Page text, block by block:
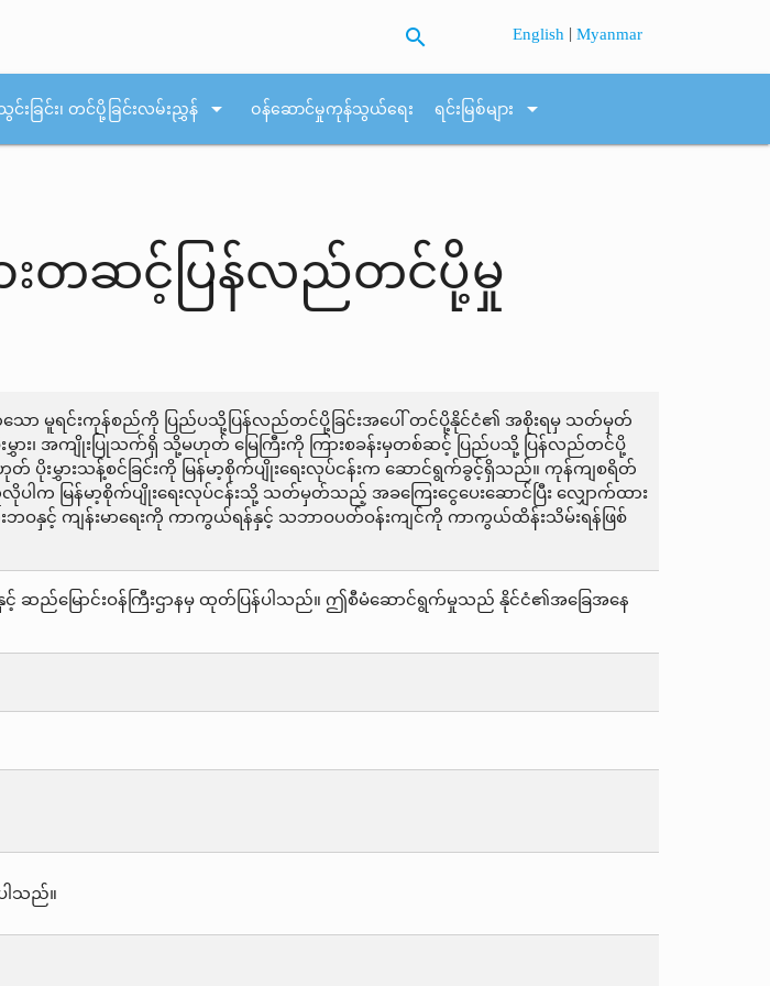
search English |Myanmar
းခြင်း၊ တင်ပို့ခြင်းလမ်းညွှန် arrow_drop_down ဝန်ဆောင်မှုကုန်သွယ်ရေး ရင်းမြစ်များ arrow_drop_down
းတဆင့်ပြန်လည်တင်ပို့မှု
ော မူရင်းကုန်စည်ကို ပြည်ပသို့ပြန်လည်တင်ပို့ခြင်းအပေါ် တင်ပို့နိုင်ငံ၏ အစိုးရမှ သတ်မှတ်
းမွှား၊ အကျိုးပြုသက်ရှိ သို့မဟုတ် မြေကြီးကို ကြားစခန်းမှတစ်ဆင့် ပြည်ပသို့ ပြန်လည်တင်ပို့
တ် ပိုးမွှားသန့်စင်ခြင်းကို မြန်မာ့စိုက်ပျိုးရေးလုပ်ငန်းက ဆောင်ရွက်ခွင့်ရှိသည်။ ကုန်ကျစရိတ်
က မြန်မာ့စိုက်ပျိုးရေးလုပ်ငန်းသို့ သတ်မှတ်သည့် အခကြေးငွေပေးဆောင်ပြီး လျှောက်ထား
ဝနှင့် ကျန်းမာရေးကို ကာကွယ်ရန်နှင့် သဘာဝပတ်ဝန်းကျင်ကို ကာကွယ်ထိန်းသိမ်းရန်ဖြစ်
နှင့် ဆည်မြောင်းဝန်ကြီးဌာနမှ ထုတ်ပြန်ပါသည်။ ဤစီမံဆောင်ရွက်မှုသည် နိုင်ငံ၏အခြေအနေ
ါသည်။